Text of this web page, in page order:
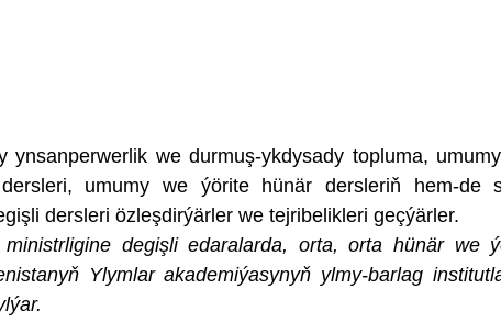
ynsanperwerlik we durmuş-ykdysady topluma,
umumy we ýörite hünär dersleriň hem-de
dersleri özleşdirýärler we tejribelikleri geçýärler.
degişli edaralarda, orta, orta hünär we
Ylymlar akademiýasynyň ylmy-barlag